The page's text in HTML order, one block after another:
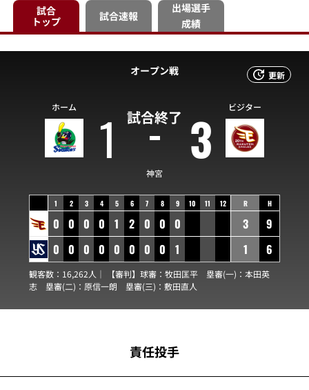
試合
トップ
試合速報
出場選手
成績
更新
オープン戦
試合終了
ホーム 1 3 ビジター
神宮
1 2 3 4 5 6 7 8 9 10 11 12
0 0 0 0 1 2 0 0 0
0 0 0 0 0 0 0 0 1
R H
3
9
1
6
観客数：16,262人｜ 【審判】球審： 牧田匡平 塁審(一)： 本田英
志 塁審(二)： 原信一朗 塁審(三)： 敷田直人
責任投手